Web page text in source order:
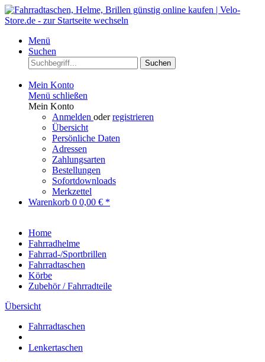
Menü
Suchen
Suchen
Mein Konto
Menü schließen
Mein Konto
Anmelden oderregistrieren
Übersicht
Persönliche Daten
Adressen
Zahlungsarten
Bestellungen
Sofortdownloads
Merkzettel
Warenkorb 0 0,00 € *
Home
Fahrradhelme
Fahrrad-/Sportbrillen
Fahrradtaschen
Körbe
Zubehör / Fahrradteile
Übersicht
Fahrradtaschen
Lenkertaschen